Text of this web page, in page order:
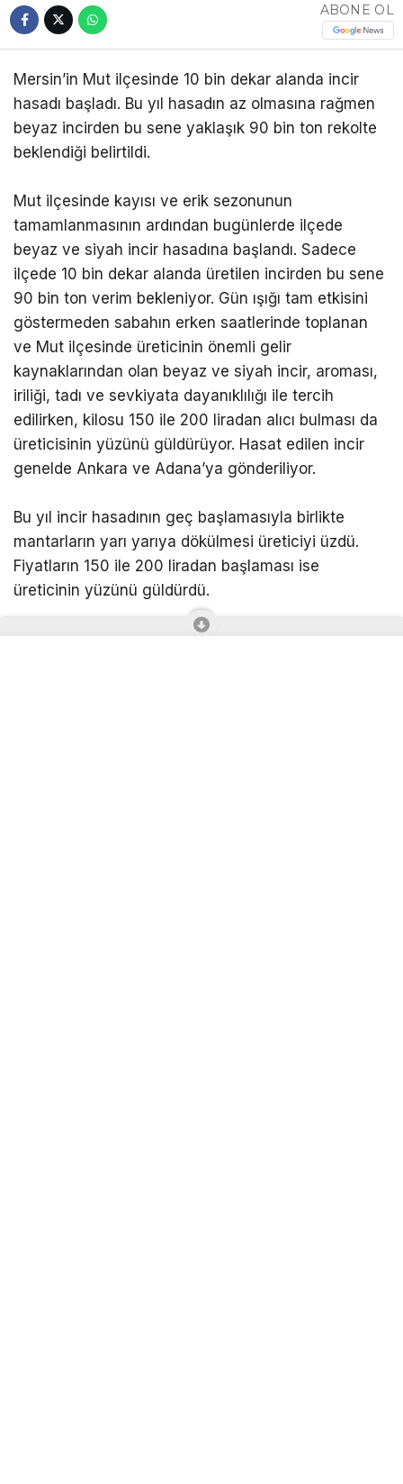
ABONE OL
Mersin’in Mut ilçesinde 10 bin dekar alanda incir
hasadı başladı. Bu yıl hasadın az olmasına rağmen
beyaz incirden bu sene yaklaşık 90 bin ton rekolte
beklendiği belirtildi.
Mut ilçesinde kayısı ve erik sezonunun
tamamlanmasının ardından bugünlerde ilçede
beyaz ve siyah incir hasadına başlandı. Sadece
ilçede 10 bin dekar alanda üretilen incirden bu sene
90 bin ton verim bekleniyor. Gün ışığı tam etkisini
göstermeden sabahın erken saatlerinde toplanan
ve Mut ilçesinde üreticinin önemli gelir
kaynaklarından olan beyaz ve siyah incir, aroması,
iriliği, tadı ve sevkiyata dayanıklılığı ile tercih
edilirken, kilosu 150 ile 200 liradan alıcı bulması da
üreticisinin yüzünü güldürüyor. Hasat edilen incir
genelde Ankara ve Adana’ya gönderiliyor.
Bu yıl incir hasadının geç başlamasıyla birlikte
mantarların yarı yarıya dökülmesi üreticiyi üzdü.
Fiyatların 150 ile 200 liradan başlaması ise
üreticinin yüzünü güldürdü.
Bu yıl incir mantarlarının çok dökülmesi ve zayiat